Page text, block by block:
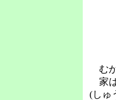
むか
家は
(しゅ